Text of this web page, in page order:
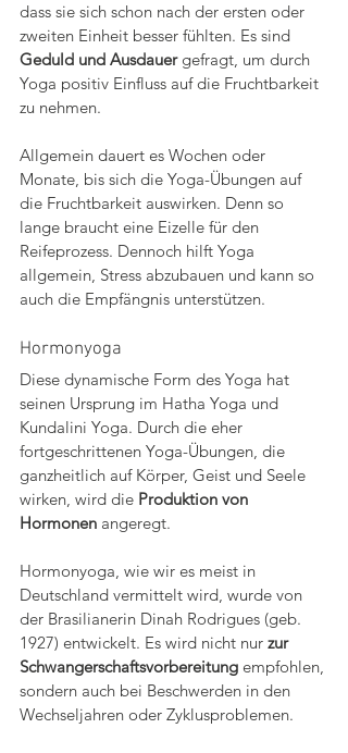
dass sie sich schon nach der ersten oder
zweiten Einheit besser fühlten. Es sind
Geduld und Ausdauer gefragt, um durch
Yoga positiv Einfluss auf die Fruchtbarkeit
zu nehmen.
Allgemein dauert es Wochen oder
Monate, bis sich die Yoga-Übungen auf
die Fruchtbarkeit auswirken. Denn so
lange braucht eine Eizelle für den
Reifeprozess. Dennoch hilft Yoga
allgemein, Stress abzubauen und kann so
auch die Empfängnis unterstützen.
Hormonyoga
Diese dynamische Form des Yoga hat
seinen Ursprung im Hatha Yoga und
Kundalini Yoga. Durch die eher
fortgeschrittenen Yoga-Übungen, die
ganzheitlich auf Körper, Geist und Seele
wirken, wird die Produktion von
Hormonen angeregt.
Hormonyoga, wie wir es meist in
Deutschland vermittelt wird, wurde von
der Brasilianerin Dinah Rodrigues (geb.
1927) entwickelt. Es wird nicht nur zur
Schwangerschaftsvorbereitung empfohlen,
sondern auch bei Beschwerden in den
Wechseljahren oder Zyklusproblemen.